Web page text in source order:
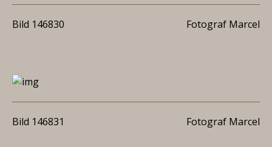
Bild 146830 Fotograf Marcel
Bild 146831 Fotograf Marcel